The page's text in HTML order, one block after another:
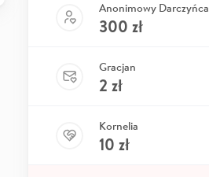
Anonimowy Darczyńca
300 zł
Gracjan
2 zł
Kornelia
10 zł